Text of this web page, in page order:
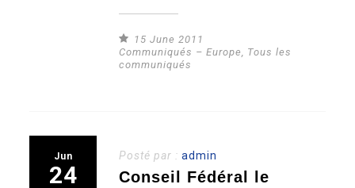
15 June 2011
Communiqués – Europe, Tous les
communiqués
Jun
24
Posté par :admin
Conseil Fédéral le